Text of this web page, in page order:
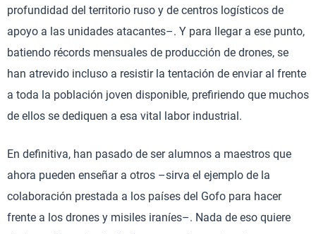
profundidad del territorio ruso y de centros logísticos de
apoyo a las unidades atacantes–. Y para llegar a ese punto,
batiendo récords mensuales de producción de drones, se
han atrevido incluso a resistir la tentación de enviar al frente
a toda la población joven disponible, prefiriendo que muchos
de ellos se dediquen a esa vital labor industrial.
En definitiva, han pasado de ser alumnos a maestros que
ahora pueden enseñar a otros –sirva el ejemplo de la
colaboración prestada a los países del Gofo para hacer
frente a los drones y misiles iraníes–. Nada de eso quiere